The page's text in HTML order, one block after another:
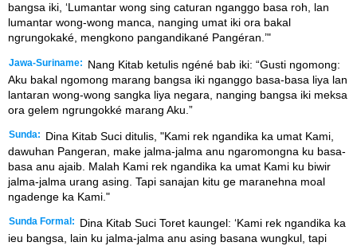
bangsa iki, ‘Lumantar wong sing caturan nganggo basa roh, lan
lumantar wong-wong manca, nanging umat iki ora bakal
ngrungokaké, mengkono pangandikané Pangéran.’"
Jawa-Suriname:
Nang Kitab ketulis ngéné bab iki: “Gusti ngomong:
Aku bakal ngomong marang bangsa iki nganggo basa-basa liya lan
lantaran wong-wong sangka liya negara, nanging bangsa iki meksa
ora gelem ngrungokké marang Aku.”
Sunda:
Dina Kitab Suci ditulis, "Kami rek ngandika ka umat Kami,
dawuhan Pangeran, make jalma-jalma anu ngaromongna ku basa-
basa anu ajaib. Malah Kami rek ngandika ka umat Kami ku biwir
jalma-jalma urang asing. Tapi sanajan kitu ge maranehna moal
ngadenge ka Kami."
Sunda Formal:
Dina Kitab Suci Toret kaungel: ‘Kami rek ngandika ka
ieu bangsa, lain ku jalma-jalma anu asing basana wungkul, tapi